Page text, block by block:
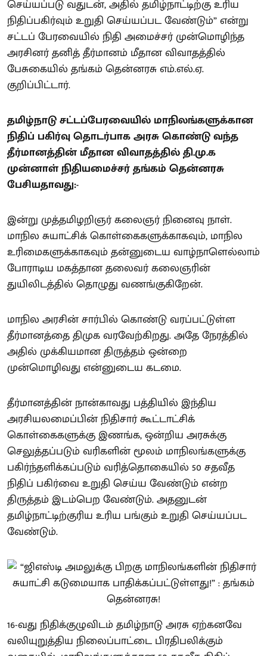
செய்யப்படு வதுடன், அதில் தமிழ்நாட்டிற்கு உரிய
நிதிப்பகிர்வும் உறுதி செய்யப்பட வேண்டும்” என்று
சட்டப் பேரவையில் நிதி அமைச்சர் முன்மொழிந்த
அரசினர் தனித் தீர்மானம் மீதான விவாதத்தில்
பேசுகையில் தங்கம் தென்னரசு எம்.எல்.ஏ.
குறிப்பிட்டார்.
தமிழ்நாடு சட்டப்பேரவையில் மாநிலங்களுக்கான
நிதிப் பகிர்வு தொடர்பாக அரசு கொண்டு வந்த
தீர்மானத்தின் மீதான விவாதத்தில் தி.மு.க
முன்னாள் நிதியமைச்சர் தங்கம் தென்னரசு
பேசியதாவது:-
இன்று முத்தமிழறிஞர் கலைஞர் நினைவு நாள்.
மாநில சுயாட்சிக் கொள்கைகளுக்காகவும், மாநில
உரிமைகளுக்காகவும் தன்னுடைய வாழ்நாளெல்லாம்
போராடிய மகத்தான தலைவர் கலைஞரின்
துயிலிடத்தில் தொழுது வணங்குகிறேன்.
மாநில அரசின் சார்பில் கொண்டு வரப்பட்டுள்ள
தீர்மானத்தை திமுக வரவேற்கிறது. அதே நேரத்தில்
அதில் முக்கியமான திருத்தம் ஒன்றை
முன்மொழிவது என்னுடைய கடமை.
தீர்மானத்தின் நான்காவது பத்தியில் இந்திய
அரசியலமைப்பின் நிதிசார் கூட்டாட்சிக்
கொள்கைகளுக்கு இணங்க, ஒன்றிய அரசுக்கு
செலுத்தப்படும் வரிகளின் மூலம் மாநிலங்களுக்கு
பகிர்ந்தளிக்கப்படும் வரித்தொகையில் 50 சதவீத
நிதிப் பகிர்வை உறுதி செய்ய வேண்டும் என்ற
திருத்தம் இடம்பெற வேண்டும். அதனுடன்
தமிழ்நாட்டிற்குரிய உரிய பங்கும் உறுதி செய்யப்பட
வேண்டும்.
16-வது நிதிக்குழுவிடம் தமிழ்நாடு அரசு ஏற்கனவே
வலியுறுத்திய நிலைப்பாட்டை பிரதிபலிக்கும்